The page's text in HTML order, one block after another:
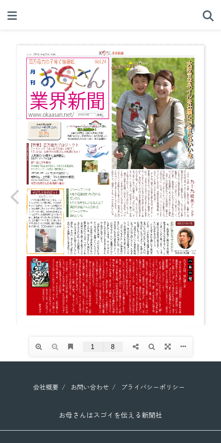
会社概要 お問い合わせ プライバシーポリシー
お母さんはスゴイを伝える新聞社